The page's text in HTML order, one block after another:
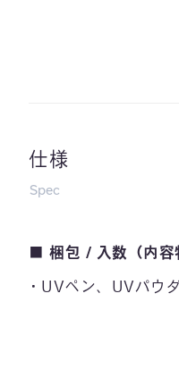
仕様
Spec
■ 梱包 / 入数（内容
UVペン、UVパウ